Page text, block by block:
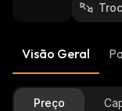
Visão Geral
Preço